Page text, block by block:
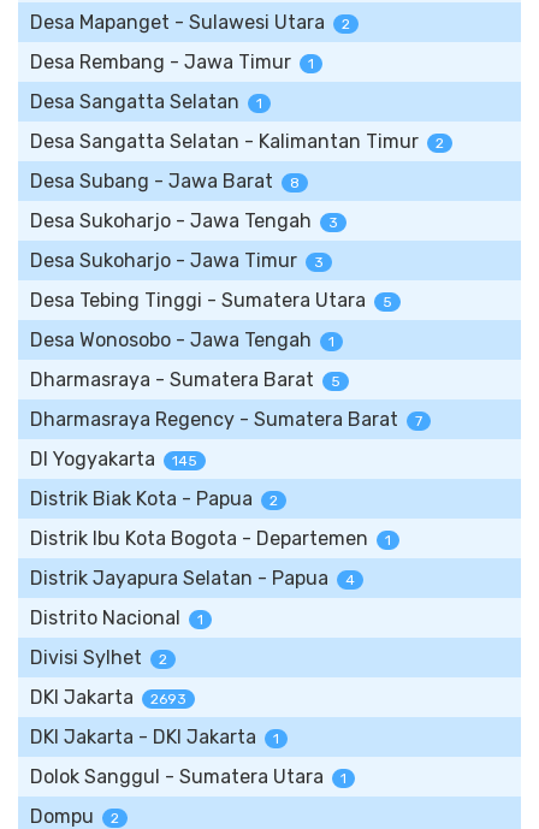
Desa Mapanget - Sulawesi Utara 2
Desa Rembang - Jawa Timur 1
Desa Sangatta Selatan 1
Desa Sangatta Selatan - Kalimantan Timur 2
Desa Subang - Jawa Barat 8
Desa Sukoharjo - Jawa Tengah 3
Desa Sukoharjo - Jawa Timur 3
Desa Tebing Tinggi - Sumatera Utara 5
Desa Wonosobo - Jawa Tengah 1
Dharmasraya - Sumatera Barat 5
Dharmasraya Regency - Sumatera Barat 7
DI Yogyakarta 145
Distrik Biak Kota - Papua 2
Distrik Ibu Kota Bogota - Departemen 1
Distrik Jayapura Selatan - Papua 4
Distrito Nacional 1
Divisi Sylhet 2
DKI Jakarta 2693
DKI Jakarta - DKI Jakarta 1
Dolok Sanggul - Sumatera Utara 1
Dompu 2